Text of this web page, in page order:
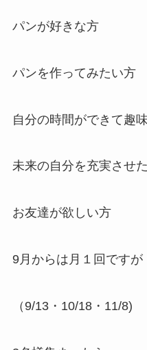
パンが好きな方
パンを作ってみたい方
自分の時間ができて趣
未来の自分を充実させ
お友達が欲しい方
9月からは月１回ですが
（9/13・10/18・11/8)